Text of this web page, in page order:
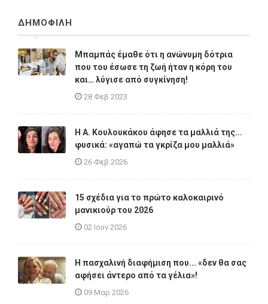
ΔΗΜΟΦΙΛΗ
Μπαμπάς έμαθε ότι η ανώνυμη δότρια
που του έσωσε τη ζωή ήταν η κόρη του
και… λύγισε από συγκίνηση!
28 Φεβ 2023
Η A. Κουλουκάκου άφησε τα μαλλιά της...
φυσικά: «αγαπώ τα γκρίζα μου μαλλιά»
26 Φεβ 2026
15 σχέδια για το πρώτο καλοκαιρινό
μανικιούρ του 2026
02 Ιουν 2026
Η πασχαλινή διαφήμιση που... «δεν θα σας
αφήσει άντερο από τα γέλια»!
09 Μαρ 2026